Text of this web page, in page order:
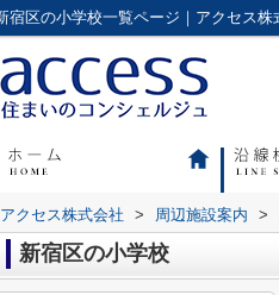
アクセス株式会社 > 周辺施設案内 >
新宿区の小学校